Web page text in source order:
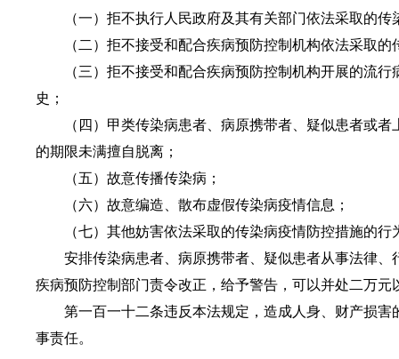
（一）拒不执行人民政府及其有关部门依法采取的传
（二）拒不接受和配合疾病预防控制机构依法采取的
（三）拒不接受和配合疾病预防控制机构开展的流行
史；
（四）甲类传染病患者、病原携带者、疑似患者或者
的期限未满擅自脱离；
（五）故意传播传染病；
（六）故意编造、散布虚假传染病疫情信息；
（七）其他妨害依法采取的传染病疫情防控措施的行
安排传染病患者、病原携带者、疑似患者从事法律、
疾病预防控制部门责令改正，给予警告，可以并处二万
第一百一十二条违反本法规定，造成人身、财产损害
事责任。